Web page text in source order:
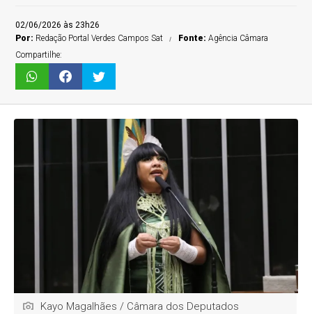
02/06/2026 às 23h26
Por: Redação Portal Verdes Campos Sat Fonte:Agência Câmara
Compartilhe:
Kayo Magalhães / Câmara dos Deputados